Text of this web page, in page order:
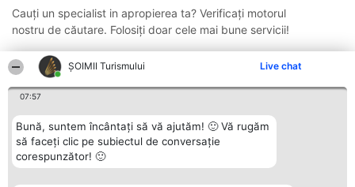
ȘOIMII Turismului Live chat
07:57
Bună, suntem încântați să vă ajutăm! 🙂 Vă rugăm
să faceți clic pe subiectul de conversație
corespunzător! 🙂
Cauți un specialist in apropierea ta? Verificați motorul
nostru de căutare. Folosiți doar cele mai bune servicii!